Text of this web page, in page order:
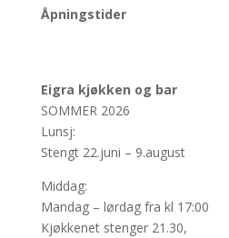
Åpningstider
Eigra kjøkken og bar
SOMMER 2026
Lunsj:
Stengt 22.juni – 9.august
Middag:
Mandag – lørdag fra kl 17:00
Kjøkkenet stenger 21.30,